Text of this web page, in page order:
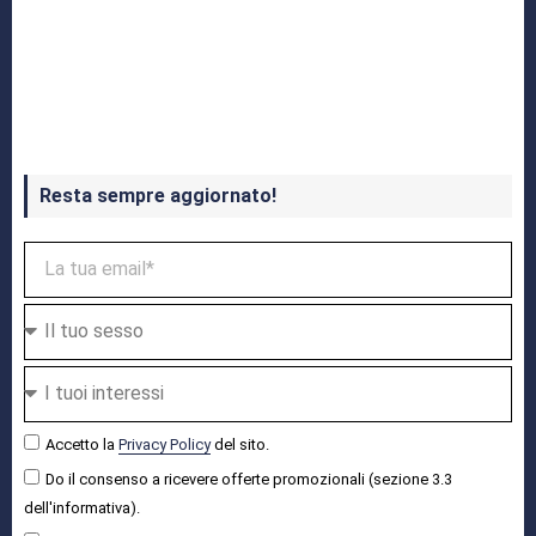
Resta sempre aggiornato!
Accetto la Privacy Policydel sito.
Do il consenso a ricevere offerte promozionali (sezione 3.3
dell'informativa).